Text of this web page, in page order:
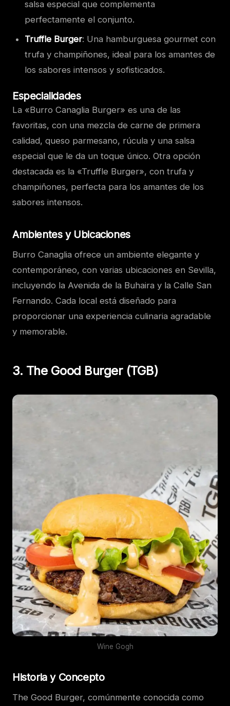
salsa especial que complementa
perfectamente el conjunto.
Truffle Burger: Una hamburguesa gourmet con
trufa y champiñones, ideal para los amantes de
los sabores intensos y sofisticados.
Especialidades
La «Burro Canaglia Burger» es una de las
favoritas, con una mezcla de carne de primera
calidad, queso parmesano, rúcula y una salsa
especial que le da un toque único. Otra opción
destacada es la «Truffle Burger», con trufa y
champiñones, perfecta para los amantes de los
sabores intensos.
Ambientes y Ubicaciones
Burro Canaglia ofrece un ambiente elegante y
contemporáneo, con varias ubicaciones en Sevilla,
incluyendo la Avenida de la Buhaira y la Calle San
Fernando. Cada local está diseñado para
proporcionar una experiencia culinaria agradable
y memorable.
3. The Good Burger (TGB)
Wine Gogh
Historia y Concepto
The Good Burger, comúnmente conocida como